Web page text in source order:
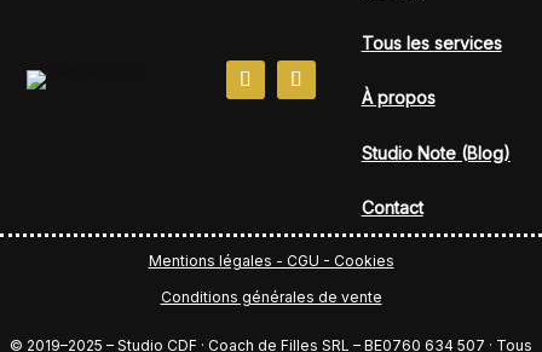
Tous les services
À propos
Studio Note (Blog)
Contact
Mentions légales - CGU - Cookies
Conditions générales de vente
© 2019–2025 – Studio CDF · Coach de Filles SRL – BE0760 634 507 · Tous